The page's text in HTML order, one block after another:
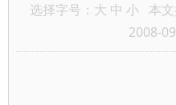
选择字号： 大 中 小 本
2008-